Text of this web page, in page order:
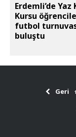
Erdemli’de Yaz
Kursu
futbol
buluştu
Geri